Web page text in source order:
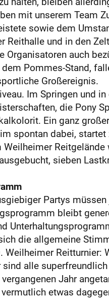
mit unserem Team
sowie dem
und in den
Organisatoren auch
Pommes-Stand,
Großereignis.
Im Springen und
die Pony
Ein ganz
spontan dabei,
Weilheimer
sieben
Partys
bleibt
die allgemeine
Reitturnier:
alle
Jahr
etwas